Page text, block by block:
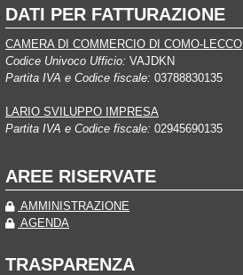
DATI PER FATTURAZIONE
CAMERA DI COMMERCIO DI COMO-LECCO
Codice Univoco Ufficio: VAJDKN
Partita IVA e Codice fiscale: 03788830135
LARIO SVILUPPO IMPRESA
Partita IVA e Codice fiscale: 02945690135
AREE RISERVATE
AMMINISTRAZIONE
AGENDA
TRASPARENZA